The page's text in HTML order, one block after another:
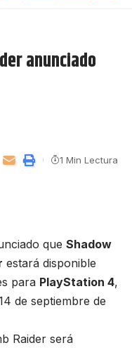
anunciado
1 Min Lectura
que Shadow
estará disponible
para PlayStation 4,
de septiembre de
Raider será